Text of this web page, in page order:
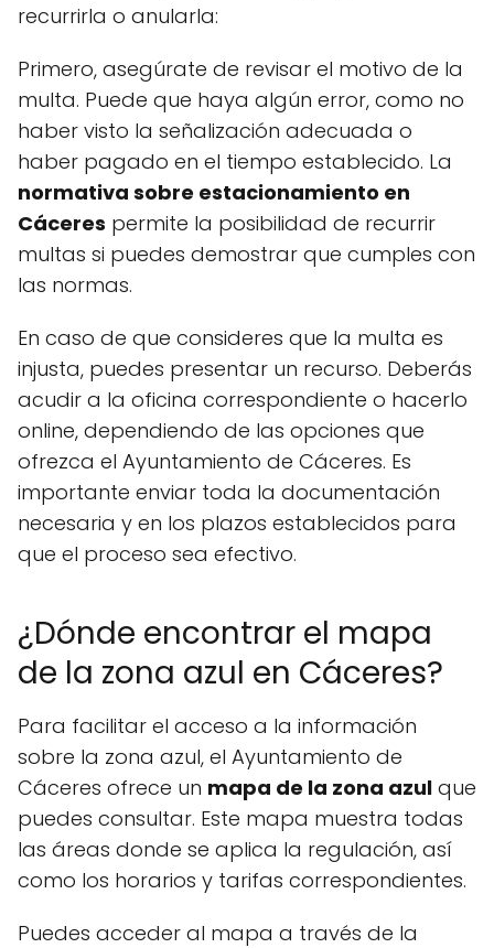
recurrirla o anularla:
Primero, asegúrate de revisar el motivo de la
multa. Puede que haya algún error, como no
haber visto la señalización adecuada o
haber pagado en el tiempo establecido. La
normativa sobre estacionamiento en
Cáceres permite la posibilidad de recurrir
multas si puedes demostrar que cumples con
las normas.
En caso de que consideres que la multa es
injusta, puedes presentar un recurso. Deberás
acudir a la oficina correspondiente o hacerlo
online, dependiendo de las opciones que
ofrezca el Ayuntamiento de Cáceres. Es
importante enviar toda la documentación
necesaria y en los plazos establecidos para
que el proceso sea efectivo.
¿Dónde encontrar el mapa
de la zona azul en Cáceres?
Para facilitar el acceso a la información
sobre la zona azul, el Ayuntamiento de
Cáceres ofrece un mapa de la zona azul que
puedes consultar. Este mapa muestra todas
las áreas donde se aplica la regulación, así
como los horarios y tarifas correspondientes.
Puedes acceder al mapa a través de la